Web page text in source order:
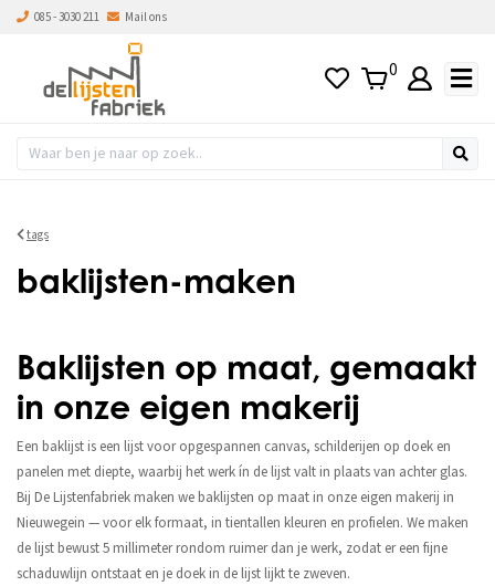
085 - 3030 211 Mail ons
0
tags
baklijsten-maken
Baklijsten op maat, gemaakt
in onze eigen makerij
Een baklijst is een lijst voor opgespannen canvas, schilderijen op doek en
panelen met diepte, waarbij het werk ín de lijst valt in plaats van achter glas.
Bij De Lijstenfabriek maken we baklijsten op maat in onze eigen makerij in
Nieuwegein — voor elk formaat, in tientallen kleuren en profielen. We maken
de lijst bewust 5 millimeter rondom ruimer dan je werk, zodat er een fijne
schaduwlijn ontstaat en je doek in de lijst lijkt te zweven.